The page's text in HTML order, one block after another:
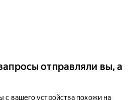
отправляли вы, а
с вашего устройства похожи на